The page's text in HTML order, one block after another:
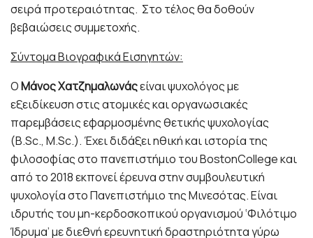
σειρά προτεραιότητας. Στο τέλος θα δοθούν
βεβαιώσεις συμμετοχής.
Σύντομα Βιογραφικά Εισηγητών:
ΟΜάνος Χατζημαλωνάςείναι ψυχολόγος με
εξειδίκευση στις ατομικές και οργανωσιακές
παρεμβάσεις εφαρμοσμένης θετικής ψυχολογίας
(B.Sc., M.Sc.). Έχει διδάξει ηθική και ιστορία της
φιλοσοφίας στο πανεπιστήμιο του BostonCollege και
από το 2018 εκπονεί έρευνα στην συμβουλευτική
ψυχολογία στο Πανεπιστήμιο της Μινεσότας. Είναι
ιδρυτής του μη-κερδοσκοπικού οργανισμού ‘Φιλότιμο
Ίδρυμα’ με διεθνή ερευνητική δραστηριότητα γύρω